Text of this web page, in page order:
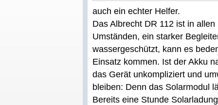
auch ein echter Helfer.
Das Albrecht DR 112 ist in
Umständen, ein starker
wassergeschützt, kann es
Einsatz kommen. Ist der Akku
das Gerät unkompliziert und
bleiben: Denn das Solarmodul
Bereits eine Stunde